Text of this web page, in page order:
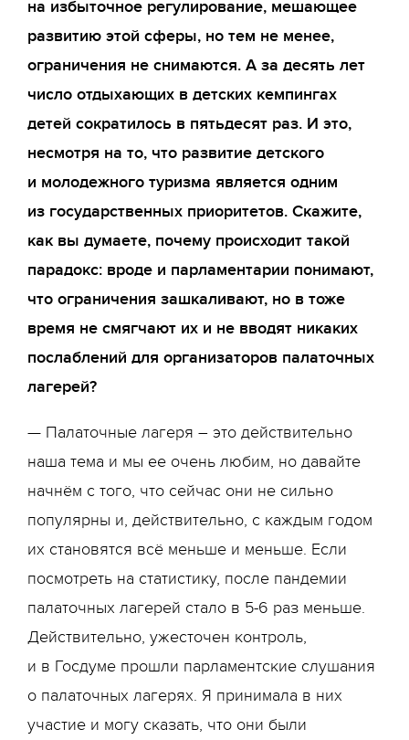
на избыточное регулирование, мешающее
развитию этой сферы, но тем не менее,
ограничения не снимаются. А за десять лет
число отдыхающих в детских кемпингах
детей сократилось в пятьдесят раз. И это,
несмотря на то, что развитие детского
и молодежного туризма является одним
из государственных приоритетов. Скажите,
как вы думаете, почему происходит такой
парадокс: вроде и парламентарии понимают,
что ограничения зашкаливают, но в тоже
время не смягчают их и не вводят никаких
послаблений для организаторов палаточных
лагерей?
— Палаточные лагеря – это действительно
наша тема и мы ее очень любим, но давайте
начнём с того, что сейчас они не сильно
популярны и, действительно, с каждым годом
их становятся всё меньше и меньше. Если
посмотреть на статистику, после пандемии
палаточных лагерей стало в 5-6 раз меньше.
Действительно, ужесточен контроль,
и в Госдуме прошли парламентские слушания
о палаточных лагерях. Я принимала в них
участие и могу сказать, что они были